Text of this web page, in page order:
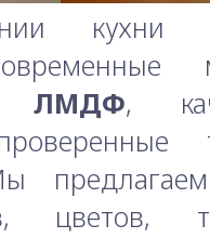
кухни
ЛМДФ,
цветов,